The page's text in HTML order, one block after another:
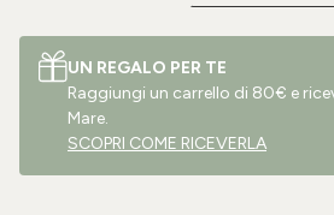
UN REGALO PER TE
Raggiungi un carrello di 80€ e
Mare.
SCOPRI COME RICEVERLA